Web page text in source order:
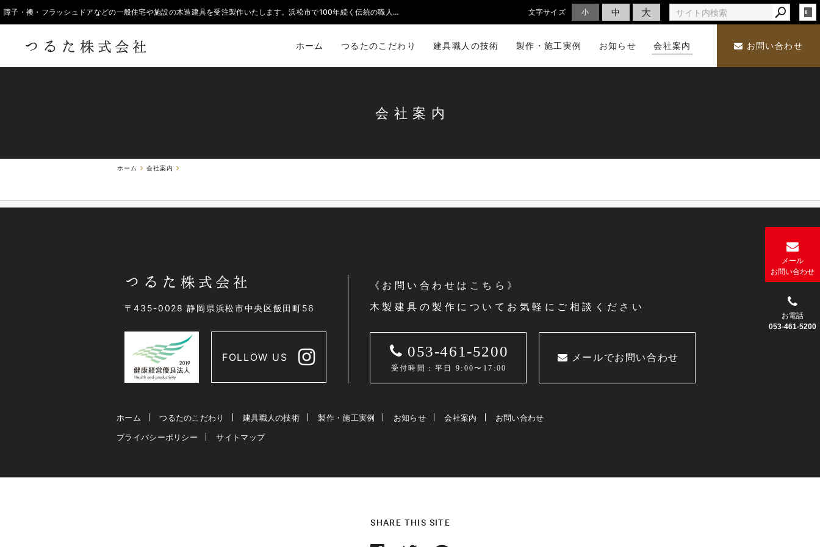
障子・襖・フラッシュドアなどの一般住宅や施設の木造建具を受注製作いたします。浜松市で100年続く伝統の職人技で丁寧な仕事をいたします。 文字サイズ 小 中 大
ホーム つるたのこだわり 建具職人の技術 製作・施工実例 お知らせ 会社案内 お問い合わせ
メール
お問い合わせ
お電話
053-461-5200
会社案内
ホーム 会社案内
〒435-0028 静岡県浜松市中央区飯田町56
FOLLOW US
《お問い合わせはこちら》
木製建具の製作についてお気軽にご相談ください
053-461-5200
受付時間：平日 9:00〜17:00
メールでお問い合わせ
ホーム つるたのこだわり 建具職人の技術 製作・施工実例 お知らせ 会社案内
お問い合わせ
プライバシーポリシー
サイトマップ
SHARE THIS SITE